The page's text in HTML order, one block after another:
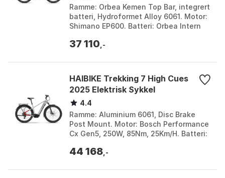
Fox (bakdemper), Rockshox (gaffel)
12
Skivebremser
Motormerke Bosch
Performance CX Bdu38
Batterimerke
Batterikapasitet 600Wh
Elektrisk terrengsykkel (e-MTB)
Karbonfiber
Ramme: Orbea Kemen Top Bar, integrert
batteri, Hydroformet Alloy 6061. Motor:
Shimano EP600. Batteri: Orbea Intern
32H. F...
37 110 ,-
HAIBIKE Trekking 7 High Cues
2025 Elektrisk Sykkel
4.4
Ramme: Aluminium 6061, Disc Brake
Post Mount. Motor: Bosch Performance
Cx Gen5, 250W, 85Nm, 25Km/H. Batteri:
Shimano Cues U6000, ...
44 168 ,-